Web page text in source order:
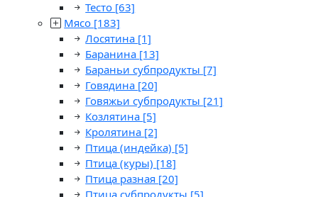
Тесто [63]
Мясо [183]
Лосятина [1]
Баранина [13]
Бараньи субпродукты [7]
Говядина [20]
Говяжьи субпродукты [21]
Козлятина [5]
Кролятина [2]
Птица (индейка) [5]
Птица (куры) [18]
Птица разная [20]